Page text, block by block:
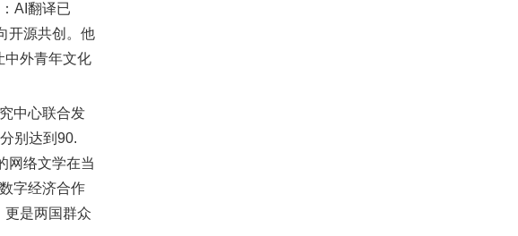
AI翻译已
开源共创。他
中外青年文化
中心联合发
别达到90.
网络文学在当
字经济合作
更是两国群众